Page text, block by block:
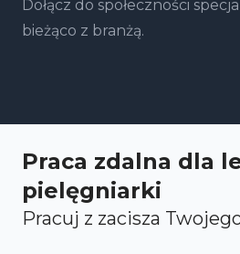
Dołącz do społeczności
bieżąco z branżą.
Praca zdalna dla
pielęgniarki
Pracuj z zacisza